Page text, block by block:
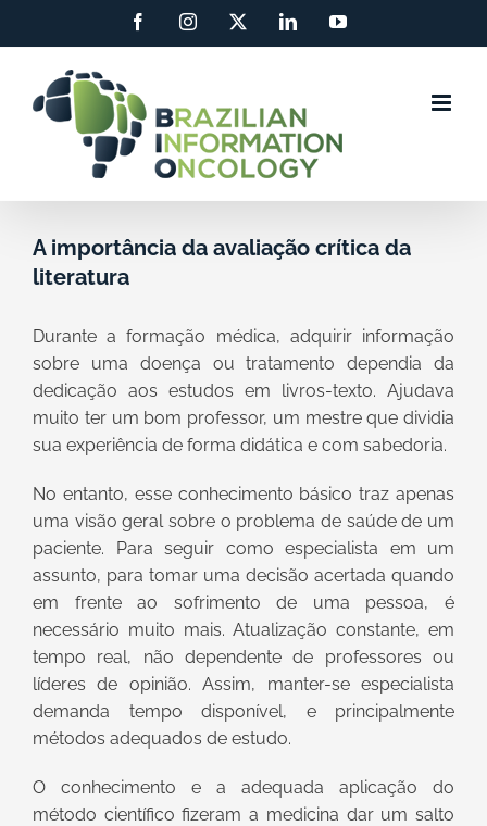
conteúdo
FacebookInstagram LinkedInYouTube
A importância da avaliação crítica da
literatura
Durante a formação médica, adquirir informação
sobre uma doença ou tratamento dependia da
dedicação aos estudos em livros-texto. Ajudava
muito ter um bom professor, um mestre que dividia
sua experiência de forma didática e com sabedoria.
No entanto, esse conhecimento básico traz apenas
uma visão geral sobre o problema de saúde de um
paciente. Para seguir como especialista em um
assunto, para tomar uma decisão acertada quando
em frente ao sofrimento de uma pessoa, é
necessário muito mais. Atualização constante, em
tempo real, não dependente de professores ou
líderes de opinião. Assim, manter-se especialista
demanda tempo disponível, e principalmente
métodos adequados de estudo.
O conhecimento e a adequada aplicação do
método científico fizeram a medicina dar um salto